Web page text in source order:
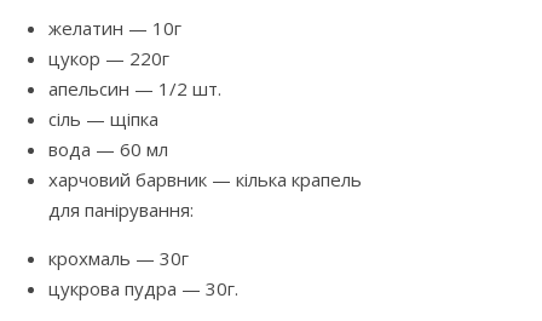
желатин — 10г
цукор — 220г
апельсин — 1/2 шт.
сіль — щіпка
вода — 60 мл
харчовий барвник — кілька крапель
для панірування:
крохмаль — 30г
цукрова пудра — 30г.